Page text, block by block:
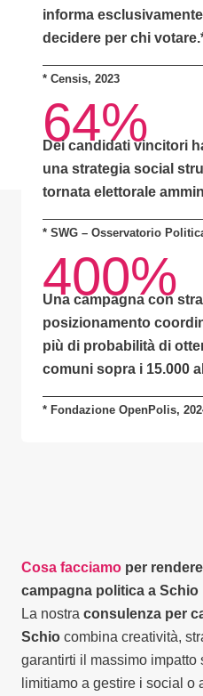
informa
decidere per chi
* Censis, 2023
64%
Dei candidati vincitori
una strategia social
tornata elettorale
* SWG – Osservatorio
400%
Una campagna con
posizionamento
più di probabilità di
comuni sopra i 15.000
* Fondazione OpenPolis,
Cosa facciamo per
campagna politica a Schio
La nostra consulenza per
Schio combina creatività,
garantirti il massimo impatto
limitiamo a gestire i social o